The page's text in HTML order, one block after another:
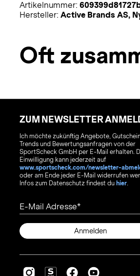
Artikelnummer:
Hersteller: Active Brands AS,
Oft
ZUM NEWSLETTER
Ich möchte zukünftig Angebote,
Trends und Bewertungsanfragen von der
SportScheck GmbH per E-Mail erhalten.
Einwilligung kann jederzeit auf
www.sportscheck.com/newsletter-
oder am Ende jeder E-Mail widerrufen
Infos zum Datenschutz findest du hier.
E-Mail Adresse
Anmelden